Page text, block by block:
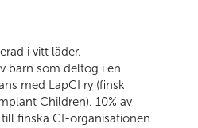
i vitt läder.
barn som deltog i en
med LapCI ry (finsk
Children). 10% av
finska CI-organisationen